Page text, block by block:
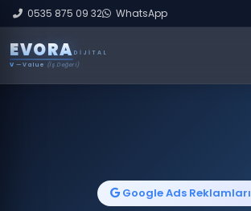
0535 875 09 32 WhatsApp
EVORA DIJITAL
V — Value (İş Değeri)
Google Ads Reklamları